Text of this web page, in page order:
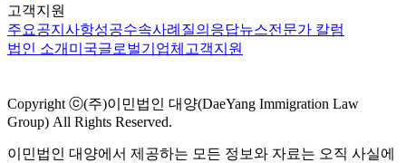
고객지원
주요공지사항성공수속사례 질의응답뉴스전문가 칼럼
법인 소개 미국글로벌기업체 고객지원
Copyright ⓒ(주)이민법인 대양(DaeYang Immigration Law
Group) All Rights Reserved.
이민법인 대양에서 제공하는 모든 정보와 자료는 오직 사실에